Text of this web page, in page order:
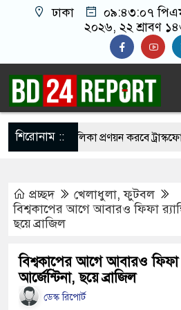
ঢাকা ০৯:৪৩:০৮
২০২৬, ২২ শ্রাবণ
শিরোনাম ::তালিকা প্রণয়ন করবে ট্রাস্কফোর্স:
নয়, জাতির দায়িত্ব নিতে হবে
থেকে খুলে ফেলা হচ্ছে মাইক, শুভেন্দু
প্রচ্ছদ খেলাধুলা,ফুটবল
বিশ্বকাপের আগে আবারও ফিফা
ছয়ে ব্রাজিল
বিশ্বকাপের আগে আবারও ফিফা
আর্জেন্টিনা, ছয়ে ব্রাজিল
ডেস্ক রিপোর্ট